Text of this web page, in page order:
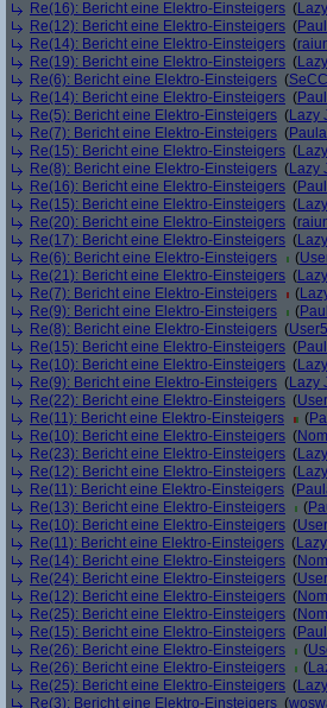
Re(16): Bericht eine Elektro-Einsteigers (
Re(12): Bericht eine Elektro-Einsteigers (
Re(14): Bericht eine Elektro-Einsteigers (
Re(19): Bericht eine Elektro-Einsteigers (
Re(6): Bericht eine Elektro-Einsteigers (
Re(14): Bericht eine Elektro-Einsteigers (
Re(5): Bericht eine Elektro-Einsteigers (Lazy
Re(7): Bericht eine Elektro-Einsteigers (
Re(15): Bericht eine Elektro-Einsteigers (
Re(8): Bericht eine Elektro-Einsteigers (Lazy
Re(16): Bericht eine Elektro-Einsteigers (
Re(15): Bericht eine Elektro-Einsteigers (
Re(20): Bericht eine Elektro-Einsteigers (
Re(17): Bericht eine Elektro-Einsteigers (
Re(6): Bericht eine Elektro-Einsteigers
(
Re(21): Bericht eine Elektro-Einsteigers (
Re(7): Bericht eine Elektro-Einsteigers
(
Re(9): Bericht eine Elektro-Einsteigers
(
Re(8): Bericht eine Elektro-Einsteigers (
Re(15): Bericht eine Elektro-Einsteigers (
Re(10): Bericht eine Elektro-Einsteigers (
Re(9): Bericht eine Elektro-Einsteigers (Lazy
Re(22): Bericht eine Elektro-Einsteigers (
Re(11): Bericht eine Elektro-Einsteigers
(
Re(10): Bericht eine Elektro-Einsteigers (
Re(23): Bericht eine Elektro-Einsteigers (
Re(12): Bericht eine Elektro-Einsteigers (
Re(11): Bericht eine Elektro-Einsteigers (
Re(13): Bericht eine Elektro-Einsteigers
(
Re(10): Bericht eine Elektro-Einsteigers (
Re(11): Bericht eine Elektro-Einsteigers (
Re(14): Bericht eine Elektro-Einsteigers (
Re(24): Bericht eine Elektro-Einsteigers (
Re(12): Bericht eine Elektro-Einsteigers (
Re(25): Bericht eine Elektro-Einsteigers (
Re(15): Bericht eine Elektro-Einsteigers (
Re(26): Bericht eine Elektro-Einsteigers
(
Re(26): Bericht eine Elektro-Einsteigers
(
Re(25): Bericht eine Elektro-Einsteigers (
Re(3): Bericht eine Elektro-Einsteigers (